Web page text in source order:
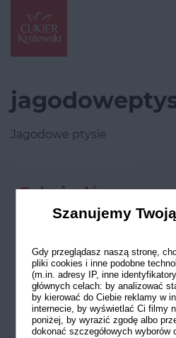
Jagodowe ptysie
Odwiedź nasze
Szanujemy
Gdy przeglądasz naszą stronę,
pliki cookies i inne podobne
(m.in. adresy IP, inne
głównych celach: by analizować
by kierować do Ciebie reklamy w
internecie, by wyświetlać Ci filmy
poniżej, by wyrazić zgodę albo
dokonać szczegółowych wyborów